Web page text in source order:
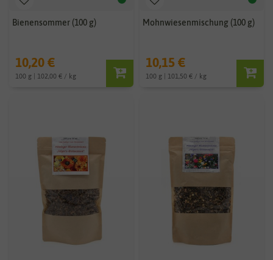
Bienensommer (100 g)
10,20 €
100 g | 102,00 € / kg
Mohnwiesenmischung (100 g)
10,15 €
100 g | 101,50 € / kg